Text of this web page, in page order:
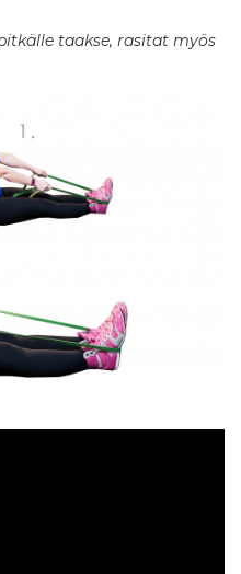
taakse, rasitat myös